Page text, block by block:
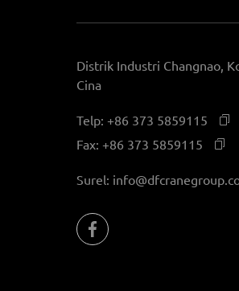
Distrik Industri Changnao,
Cina
Telp: +86 373 5859115
Fax: +86 373 5859115
Surel: